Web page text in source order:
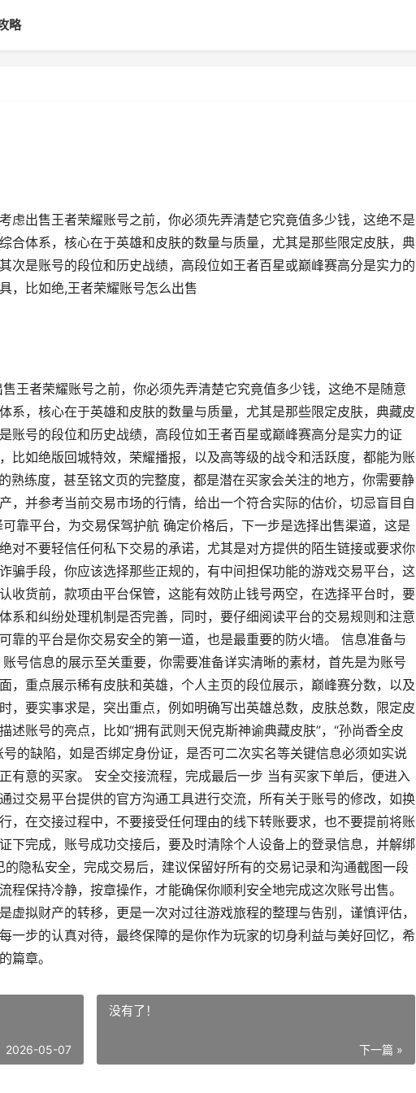
略
虑出售王者荣耀账号之前，你必须先弄清楚它究竟值多少钱，这绝不是
合体系，核心在于英雄和皮肤的数量与质量，尤其是那些限定皮肤，典
次是账号的段位和历史战绩，高段位如王者百星或巅峰赛高分是实力的
，比如绝,王者荣耀账号怎么出售
王者荣耀账号之前，你必须先弄清楚它究竟值多少钱，这绝不是随意
系，核心在于英雄和皮肤的数量与质量，尤其是那些限定皮肤，典藏皮
账号的段位和历史战绩，高段位如王者百星或巅峰赛高分是实力的证
比如绝版回城特效，荣耀播报，以及高等级的战令和活跃度，都能为账
熟练度，甚至铭文页的完整度，都是潜在买家会关注的地方，你需要静
，并参考当前交易市场的行情，给出一个符合实际的估价，切忌盲目自
靠平台，为交易保驾护航 确定价格后，下一步是选择出售渠道，这是
对不要轻信任何私下交易的承诺，尤其是对方提供的陌生链接或要求你
骗手段，你应该选择那些正规的，有中间担保功能的游戏交易平台，这
收货前，款项由平台保管，这能有效防止钱号两空，在选择平台时，要
系和纠纷处理机制是否完善，同时，要仔细阅读平台的交易规则和注意
靠的平台是你交易安全的第一道，也是最重要的防火墙。 信息准备与
号信息的展示至关重要，你需要准备详实清晰的素材，首先是为账号
，重点展示稀有皮肤和英雄，个人主页的段位展示，巅峰赛分数，以及
，要实事求是，突出重点，例如明确写出英雄总数，皮肤总数，限定皮
述账号的亮点，比如“拥有武则天倪克斯神谕典藏皮肤”，“孙尚香全皮
的缺陷，如是否绑定身份证，是否可二次实名等关键信息必须如实说
有意的买家。 安全交接流程，完成最后一步 当有买家下单后，便进入
过交易平台提供的官方沟通工具进行交流，所有关于账号的修改，如换
，在交接过程中，不要接受任何理由的线下转账要求，也不要提前将账
下完成，账号成功交接后，要及时清除个人设备上的登录信息，并解绑
隐私安全，完成交易后，建议保留好所有的交易记录和沟通截图一段
程保持冷静，按章操作，才能确保你顺利安全地完成这次账号出售。
虚拟财产的转移，更是一次对过往游戏旅程的整理与告别，谨慎评估，
一步的认真对待，最终保障的是你作为玩家的切身利益与美好回忆，希
篇章。
2026-05-07
没有了！
下一篇 »